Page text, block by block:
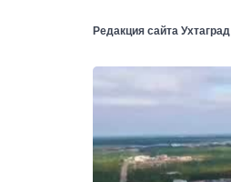
Редакция сайта Ухтаград